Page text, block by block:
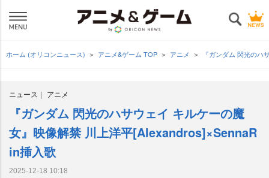
ホーム (オリコンニュース) アニメ&ゲーム TOP アニメ 『ガンダム 閃光の
ニュース アニメ
『ガンダム 閃光のハサウェイ キルケーの魔
女』映像解禁 川上洋平[Alexandros]×SennaR
in挿入歌
2025-12-18 10:18